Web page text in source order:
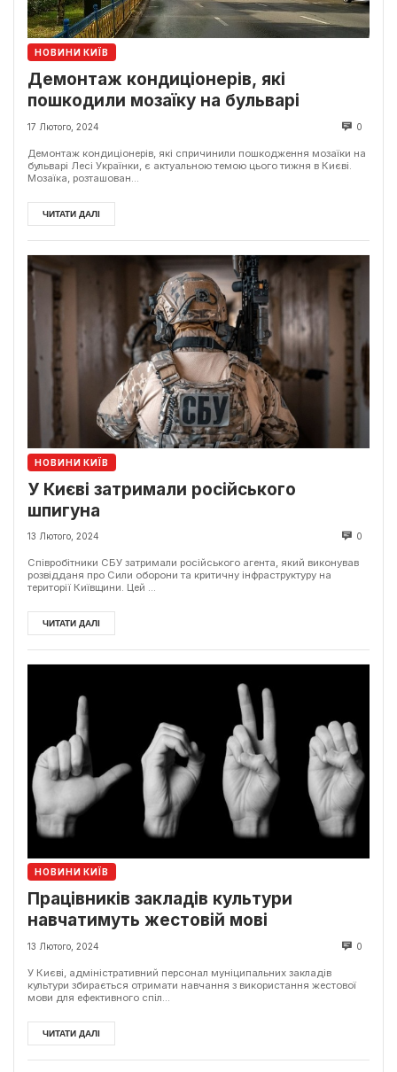
НОВИНИ КИЇВ
Демонтаж кондиціонерів, які
пошкодили мозаїку на бульварі
17 Лютого, 2024 0
Демонтаж кондиціонерів, які спричинили пошкодження мозаїки на
бульварі Лесі Українки, є актуальною темою цього тижня в Києві.
Мозаїка, розташован...
ЧИТАТИ ДАЛІ
НОВИНИ КИЇВ
У Києві затримали російського
шпигуна
13 Лютого, 2024 0
Співробітники СБУ затримали російського агента, який виконував
розвідданя про Сили оборони та критичну інфраструктуру на
території Київщини. Цей ...
ЧИТАТИ ДАЛІ
НОВИНИ КИЇВ
Працівників закладів культури
навчатимуть жестовій мові
13 Лютого, 2024 0
У Києві, адміністративний персонал муніципальних закладів
культури збирається отримати навчання з використання жестової
мови для ефективного спіл...
ЧИТАТИ ДАЛІ